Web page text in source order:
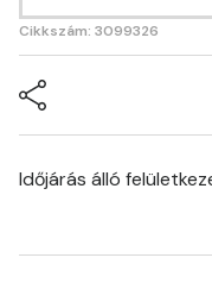
Cikkszám: 3099326
Időjárás álló